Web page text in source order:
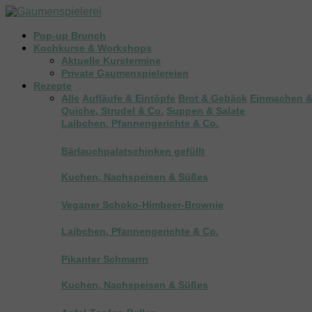
Pop-up Brunch
Kochkurse & Workshops
Aktuelle Kurstermine
Private Gaumenspielereien
Rezepte
Alle Aufläufe & Eintöpfe Brot & Gebäck Einmachen
Quiche, Strudel & Co. Suppen & Salate
Laibchen, Pfannengerichte & Co.
Bärlauchpalatschinken gefüllt
Kuchen, Nachspeisen & Süßes
Veganer Schoko-Himbeer-Brownie
Laibchen, Pfannengerichte & Co.
Pikanter Schmarrn
Kuchen, Nachspeisen & Süßes